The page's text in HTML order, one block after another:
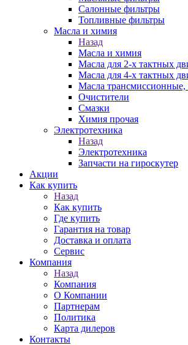
Салонные фильтры
Топливные фильтры
Масла и химия
Назад
Масла и химия
Масла для 2-х тактных
Масла для 4-х тактных
Масла
Очистители
Смазки
Химия прочая
Электротехника
Назад
Электротехника
Запчасти на гироскутер
Акции
Как купить
Назад
Как купить
Где купить
Гарантия на товар
Доставка и оплата
Сервис
Компания
Назад
Компания
О Компании
Партнерам
Политика
Карта дилеров
Контакты